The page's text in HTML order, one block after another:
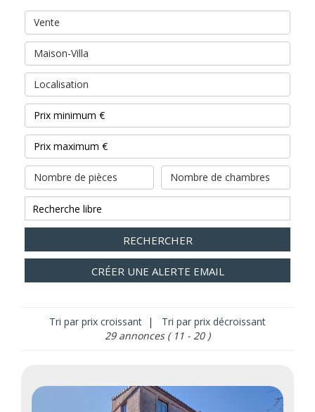
Vente
Maison-Villa
Localisation
Nombre de pièces Nombre de chambres
RECHERCHER
CRÉER UNE ALERTE EMAIL
Tri par prix croissant |
Tri par prix décroissant
29 annonces ( 11 - 20 )